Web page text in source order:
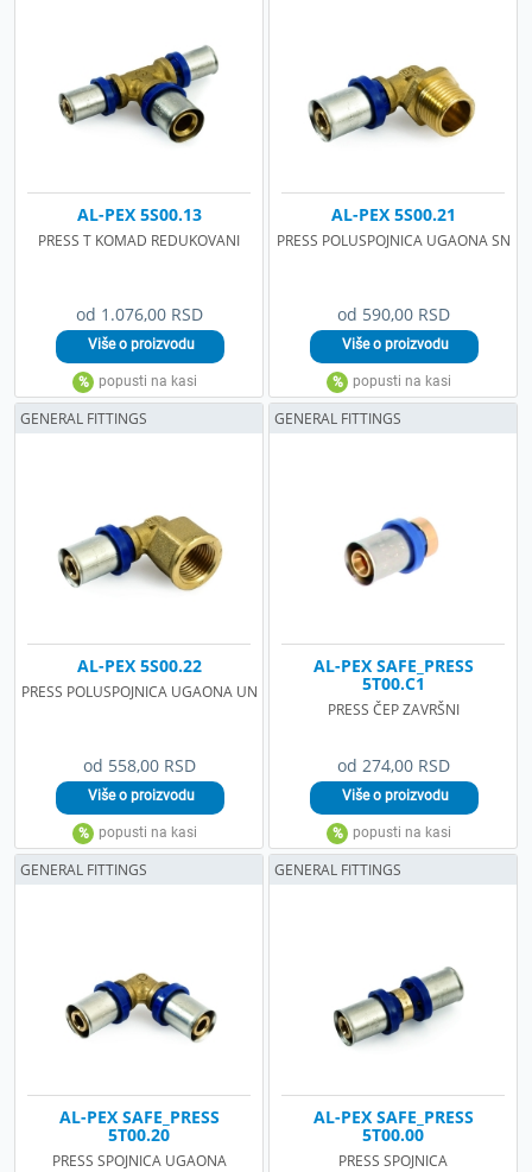
od 1.076,00 RSD
AL-PEX 5S00.13
PRESS T KOMAD REDUKOVANI
od 590,00 RSD
AL-PEX 5S00.21
PRESS POLUSPOJNICA UGAONA SN
od 558,00 RSD
AL-PEX 5S00.22
PRESS POLUSPOJNICA UGAONA UN
GENERAL FITTINGS
od 274,00 RSD
AL-PEX SAFE_PRESS
5T00.C1
PRESS ČEP ZAVRŠNI
GENERAL FITTINGS
AL-PEX SAFE_PRESS
5T00.20
PRESS SPOJNICA UGAONA
GENERAL FITTINGS
AL-PEX SAFE_PRESS
5T00.00
PRESS SPOJNICA
GENERAL FITTINGS